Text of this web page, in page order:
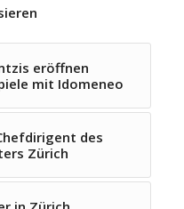
eröffnen
mit Idomeneo
des
Zürich